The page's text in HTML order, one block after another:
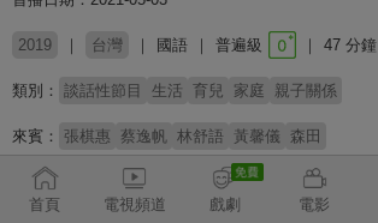
2019 台灣 國語 普遍級 47 分鐘
類別： 談話性節目 生活 育兒 家庭 親子關係
來賓： 張棋惠 蔡逸帆 林舒語 黃馨儀 森田
主持：
季芹
首頁
電視頻道 戲劇 電影